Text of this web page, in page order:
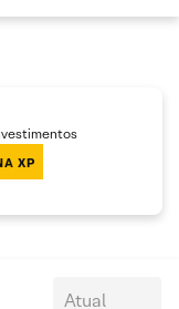
XP
Atual